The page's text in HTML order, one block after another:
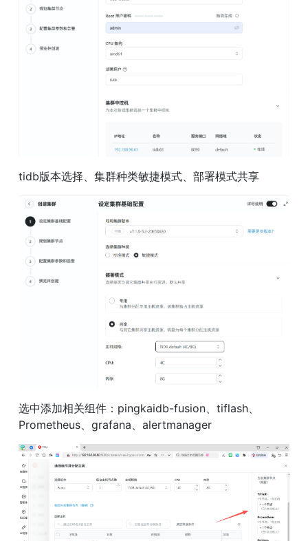
tidb版本选择、集群种类敏捷模式、部署模式共享
选中添加相关组件：pingkaidb-fusion、tiflash、
Prometheus、grafana、alertmanager